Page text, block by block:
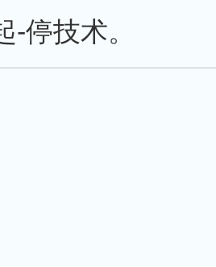
-停技术。